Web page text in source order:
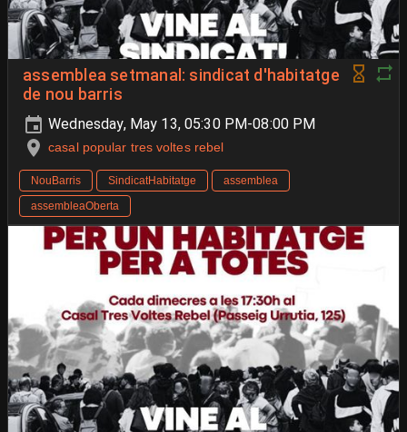
assemblea setmanal: sindicat d'habitatge
de nou barris
Wednesday, May 13, 05:30 PM-08:00 PM
casal popular tres voltes rebel
NouBarris SindicatHabitatge
assemblea
assembleaOberta